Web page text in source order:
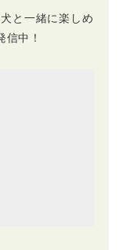
と一緒に楽しめ
中！